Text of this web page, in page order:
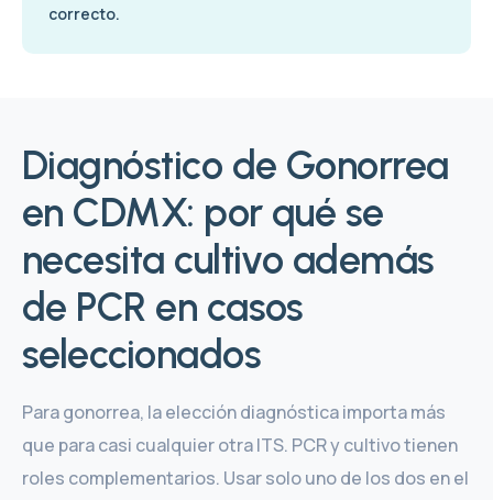
correcto.
Diagnóstico de Gonorrea
en CDMX: por qué se
necesita cultivo además
de PCR en casos
seleccionados
Para gonorrea, la elección diagnóstica importa más
que para casi cualquier otra ITS. PCR y cultivo tienen
roles complementarios. Usar solo uno de los dos en el